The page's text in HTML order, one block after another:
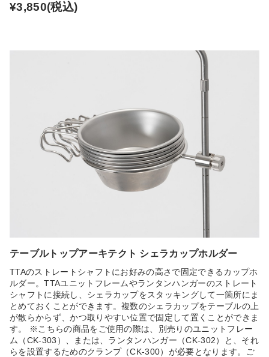
¥3,850(税込)
テーブルトップアーキテクト シェラカップホルダー
TTAのストレートシャフトにお好みの高さで固定できるカップホ
ルダー。TTAユニットフレームやランタンハンガーのストレート
シャフトに接続し、シェラカップをスタッキングして一箇所にま
とめておくことができます。複数のシェラカップをテーブルの上
が散らからず、かつ取りやすい位置で固定して置くことができま
す。 ※こちらの商品をご使用の際は、別売りのユニットフレー
ム（CK-303）、または、ランタンハンガー（CK-302）と、それ
らを設置するためのクランプ（CK-300）が必要となります。ご